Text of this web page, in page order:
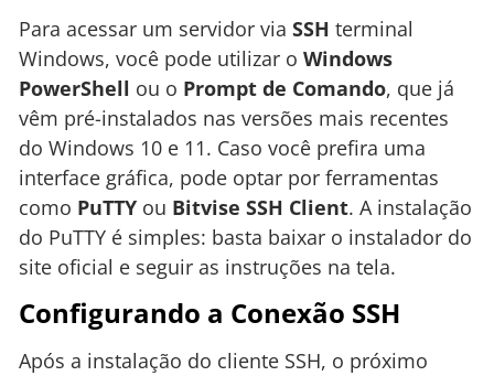
Para acessar um servidor via SSH terminal
Windows, você pode utilizar o Windows
PowerShell ou o Prompt de Comando, que já
vêm pré-instalados nas versões mais recentes
do Windows 10 e 11. Caso você prefira uma
interface gráfica, pode optar por ferramentas
como PuTTY ou Bitvise SSH Client. A instalação
do PuTTY é simples: basta baixar o instalador do
site oficial e seguir as instruções na tela.
Configurando a Conexão SSH
Após a instalação do cliente SSH, o próximo